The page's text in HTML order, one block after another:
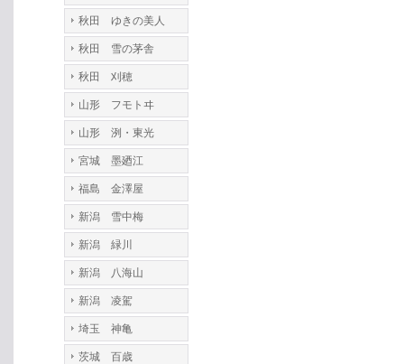
秋田 ゆきの美人
秋田 雪の茅舎
秋田 刈穂
山形 フモトヰ
山形 洌・東光
宮城 墨廼江
福島 金澤屋
新潟 雪中梅
新潟 緑川
新潟 八海山
新潟 凌駕
埼玉 神亀
茨城 百歳